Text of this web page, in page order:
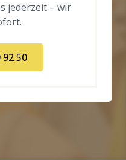
jederzeit – wir
92 50